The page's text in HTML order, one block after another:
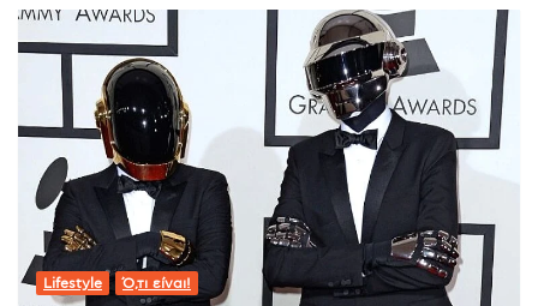
Lifestyle Ό,τι είναι!